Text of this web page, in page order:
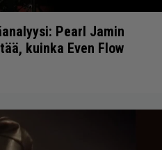
Pearl Jamin
kuinka Even Flow